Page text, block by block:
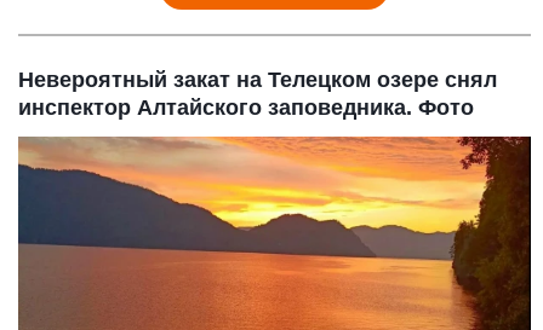
Невероятный закат на Телецком озере снял
инспектор Алтайского заповедника. Фото